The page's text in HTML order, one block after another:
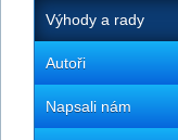
Výhody a rady
Autoři
Napsali nám